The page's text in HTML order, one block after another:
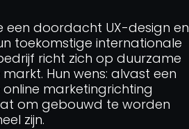
een doordacht UX-design en
toekomstige internationale
richt zich op duurzame
Hun wens: alvast een
marketingrichting
om gebouwd te worden
zijn.